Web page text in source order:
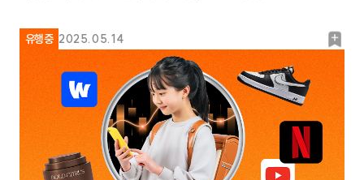
유행중 2025.05.14
북
마
크